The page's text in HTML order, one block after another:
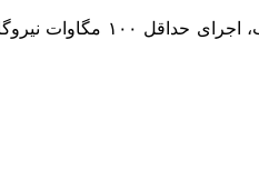
کولیوند همچنین به توافقات